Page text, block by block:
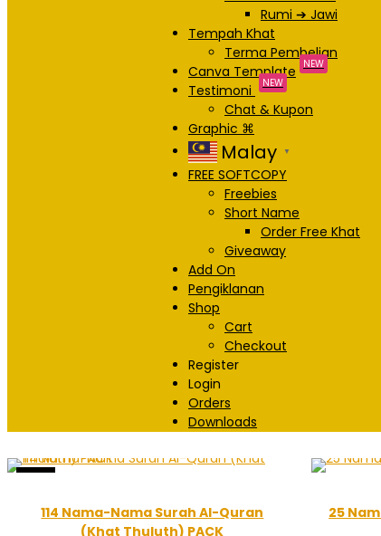
Rumi ➔ Jawi
Tempah Khat
Terma Pembelian
Canva Template
NEW
Testimoni NEW
Chat & Kupon
Graphic ⌘
Malay ▼
FREE SOFTCOPY
Freebies
Short Name
Order Free Khat
Giveaway
Add On
Pengiklanan
Shop
Cart
Checkout
Register
Login
Orders
Downloads
114 Nama-Nama Surah Al-Quran
(Khat Thuluth) PACK
25